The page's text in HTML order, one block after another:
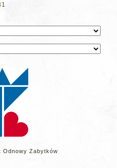
Odnowy Zabytków